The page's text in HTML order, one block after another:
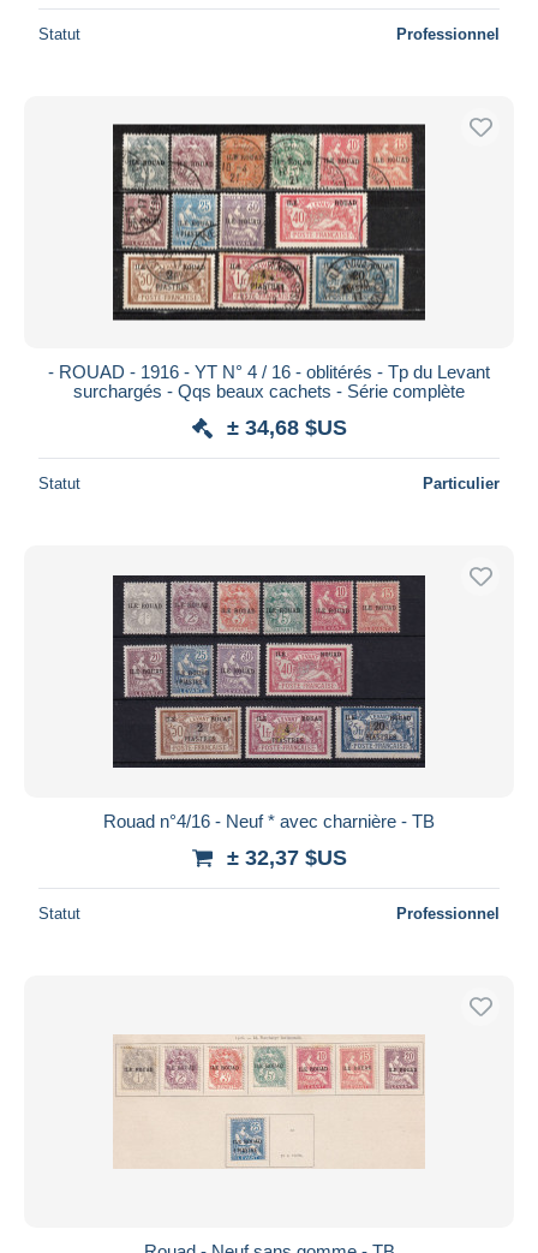
Statut Professionnel
- ROUAD - 1916 - YT N° 4 / 16 - oblitérés - Tp du Levant
surchargés - Qqs beaux cachets - Série complète
± 34,68 $US
Statut Particulier
Rouad n°4/16 - Neuf * avec charnière - TB
± 32,37 $US
Statut Professionnel